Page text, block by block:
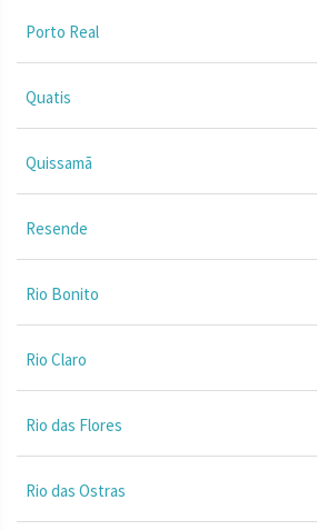
Porto Real
Quatis
Quissamã
Resende
Rio Bonito
Rio Claro
Rio das Flores
Rio das Ostras